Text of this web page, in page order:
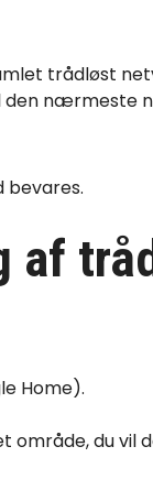
trådløst
den nærmeste
bevares.
af
Home).
område, du vil